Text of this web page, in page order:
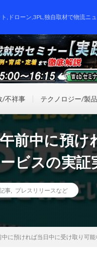
,ドローン,3PL,独自取材で物流ニ
/不祥事 テクノロジー/製品
前中に預け
ビスの実証
事 プレスリリースなど
に預ければ当日中に受け取り可